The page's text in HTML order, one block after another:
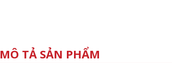
MÔ TẢ SẢN PHẨM